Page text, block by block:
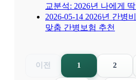
교분석: 2026년 나에게
2026-05-14 2026년 간병
맞춤 간병보험 추천
이전 1 2